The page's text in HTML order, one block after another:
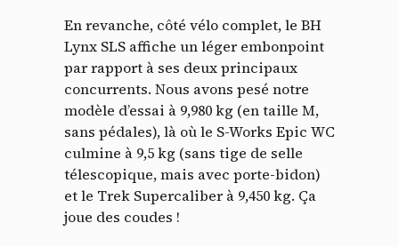
En revanche, côté vélo complet, le BH
Lynx SLS affiche un léger embonpoint
par rapport à ses deux principaux
concurrents. Nous avons pesé notre
modèle d’essai à 9,980 kg (en taille M,
sans pédales), là où le S-Works Epic WC
culmine à 9,5 kg (sans tige de selle
télescopique, mais avec porte-bidon)
et le Trek Supercaliber à 9,450 kg. Ça
joue des coudes !